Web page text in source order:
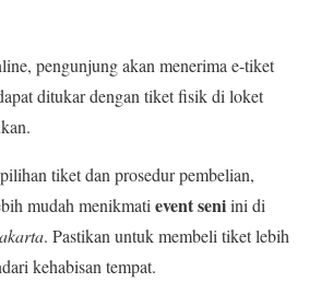
pengunjung akan menerima e-tiket
ditukar dengan tiket fisik di loket
tiket dan prosedur pembelian,
mudah menikmatievent seniini di
. Pastikan untuk membeli tiket lebih
kehabisan tempat.